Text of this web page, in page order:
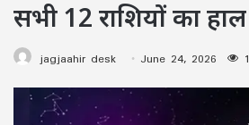
सभी 12 राशियों का हाल
jagjaahir desk June 24, 2026 1